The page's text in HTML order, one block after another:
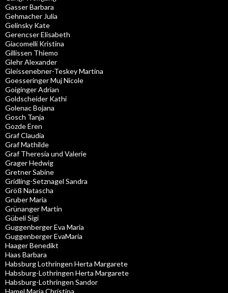
Gasser Barbara
Gehmacher Julia
Gelinsky Kate
Gerencser Elisabeth
Giacomelli Kristina
Gillissen Thiemo
Glehr Alexander
Gleissenebner-Teskey Martina
Goesseringer Muj Nicole
Goiginger Adrian
Goldscheider Kathi
Golenac Bojana
Gosch Tanja
Gozde Eren
Graf Claudia
Graf Mathilde
Graf Theresia und Valerie
Grager Hedwig
Gretner Sabine
Gridling-Setznagel Sandra
Größ Natascha
Gruber Maria
Grünanger Martin
Gübeli Sigi
Guggenberger Eva Maria
Guggenberger EvaMaria
Haager Benedikt
Haas Barbara
Habsburg Lothringen Herta Margarete
Habsburg-Lothringen Herta Margarete
Habsburg-Lothringen Sandor